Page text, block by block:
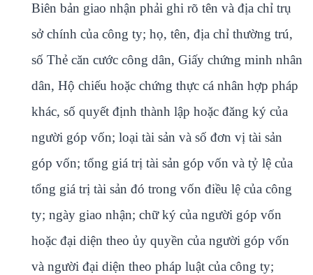
Biên bản giao nhận phải ghi rõ tên và địa chỉ trụ
sở chính của công ty; họ, tên, địa chỉ thường trú,
số Thẻ căn cước công dân, Giấy chứng minh nhân
dân, Hộ chiếu hoặc chứng thực cá nhân hợp pháp
khác, số quyết định thành lập hoặc đăng ký của
người góp vốn; loại tài sản và số đơn vị tài sản
góp vốn; tổng giá trị tài sản góp vốn và tỷ lệ của
tổng giá trị tài sản đó trong vốn điều lệ của công
ty; ngày giao nhận; chữ ký của người góp vốn
hoặc đại diện theo ủy quyền của người góp vốn
và người đại diện theo pháp luật của công ty;